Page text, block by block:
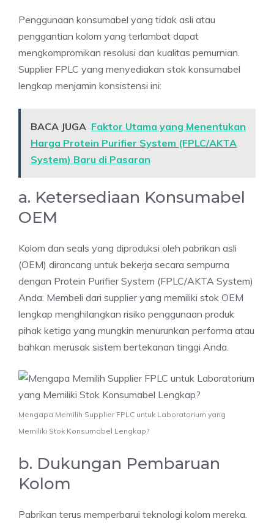
Penggunaan konsumabel yang tidak asli atau
penggantian kolom yang terlambat dapat
mengkompromikan resolusi dan kualitas pemurnian.
Supplier FPLC yang menyediakan stok konsumabel
lengkap menjamin konsistensi ini:
BACA JUGA Faktor Utama yang Menentukan
Harga Protein Purifier System (FPLC/AKTA
System) Baru di Pasaran
a. Ketersediaan Konsumabel
OEM
Kolom dan seals yang diproduksi oleh pabrikan asli
(OEM) dirancang untuk bekerja secara sempurna
dengan Protein Purifier System (FPLC/AKTA System)
Anda. Membeli dari supplier yang memiliki stok OEM
lengkap menghilangkan risiko penggunaan produk
pihak ketiga yang mungkin menurunkan performa atau
bahkan merusak sistem bertekanan tinggi Anda.
Mengapa Memilih Supplier FPLC untuk Laboratorium yang
Memiliki Stok Konsumabel Lengkap?
b. Dukungan Pembaruan
Kolom
Pabrikan terus memperbarui teknologi kolom mereka.